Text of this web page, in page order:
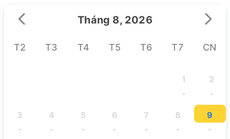
Tháng 8, 2026
T2 T3 T4 T5 T6 T7 CN
1
-
2
-
3
-
4
-
5
-
6
-
7
-
8
-
9
-